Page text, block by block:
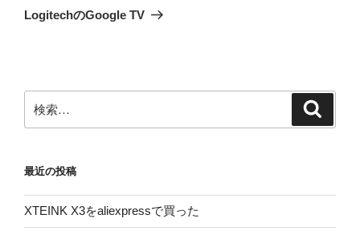
ゲ
ン
の
LogitechのGoogle TV
索:
最近の投稿
XTEINK X3をaliexpressで買った